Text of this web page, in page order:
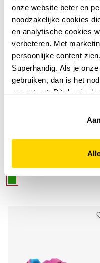
onze website beter en
noodzakelijke cookies
en analytische cookies
verbeteren. Met
persoonlijke content
Superhandig. Als je
gebruiken, dan is het
accepteert. Dit doe je
website niet optimaal
sportschoenen
29